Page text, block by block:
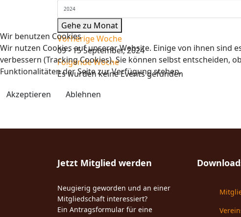
Gehe zu Monat
Vorherige Woche
09 - 15 September, 2024
Folgende Woche
Es wurden keine Events gefunden
Jetzt Mitglied werden
Neugierig geworden und an einer
Mitgliedschaft interessiert?
Ein Antragsformular für eine
Wir benutzen Cookies
Wir nutzen Cookies auf unserer Website. Einige von ihnen sind
verbessern (Tracking Cookies). Sie können selbst entscheiden,
Funktionalitäten der Seite zur Verfügung stehen.
Akzeptieren
Ablehnen